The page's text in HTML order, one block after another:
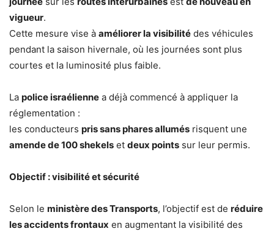
vigueur.
Cette mesure vise à améliorer la visibilité des véhicules
pendant la saison hivernale, où les journées sont plus
courtes et la luminosité plus faible.
La police israélienne a déjà commencé à appliquer la
réglementation :
les conducteurs pris sans phares allumés risquent une
amende de 100 shekels et deux points sur leur permis.
Objectif : visibilité et sécurité
Selon le ministère des Transports, l’objectif est de réduire
les accidents frontaux en augmentant la visibilité des